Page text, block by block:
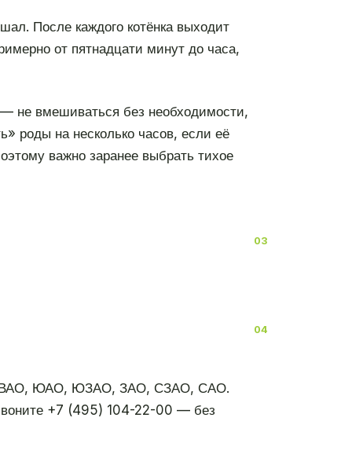
После каждого котёнка выходит
от пятнадцати минут до часа,
— не вмешиваться без необходимости,
роды на несколько часов, если её
важно заранее выбрать тихое
ЮВАО, ЮАО, ЮЗАО, ЗАО, СЗАО, САО.
+7 (495) 104-22-00 — без